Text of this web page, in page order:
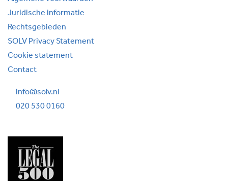
Juridische informatie
Rechtsgebieden
SOLV Privacy Statement
Cookie statement
Contact
info@solv.nl
020 530 0160